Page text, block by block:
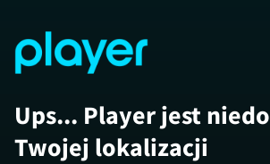
Ups... Player jest
Twojej lokalizacji